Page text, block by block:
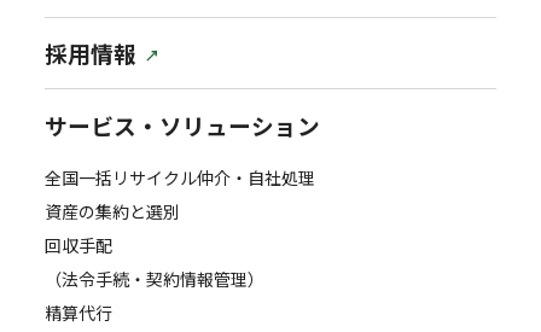
採用情報
サービス・ソリューション
全国一括リサイクル仲介・自社処理
資産の集約と選別
回収手配
（法令手続・契約情報管理）
精算代行